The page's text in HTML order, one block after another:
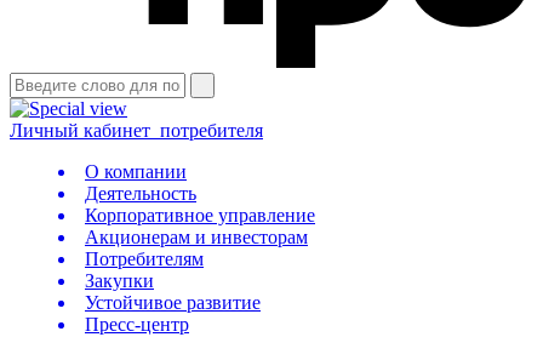
Личный кабинет потребителя
О компании
Деятельность
Корпоративное управление
Акционерам и инвесторам
Потребителям
Закупки
Устойчивое развитие
Пресс-центр